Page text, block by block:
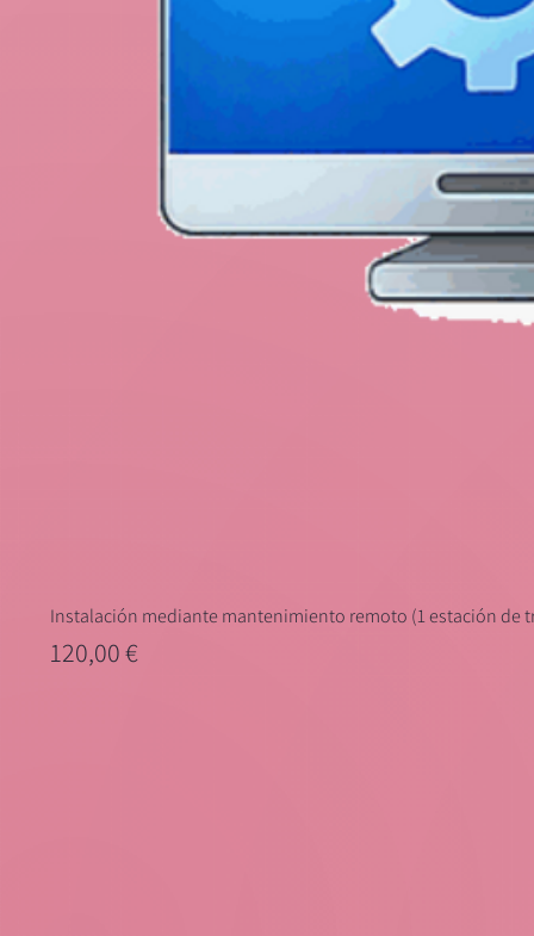
Instalación mediante mantenimiento remoto (1 estación de
Precio
120,00 €